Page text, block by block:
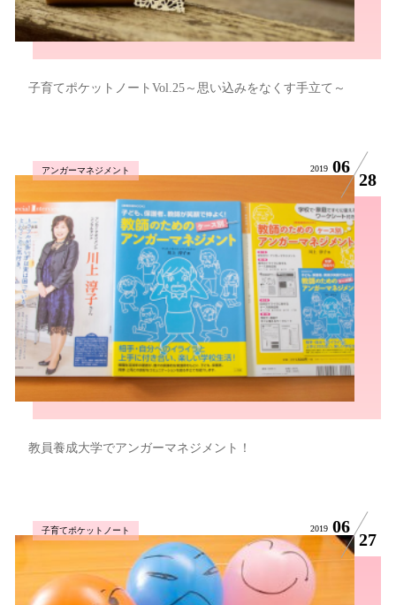
子育てポケットノートVol.25～思い込みをなくす手立て～
アンガーマネジメント 2019 06
28
教員養成大学でアンガーマネジメント！
子育てポケットノート 2019 06
27